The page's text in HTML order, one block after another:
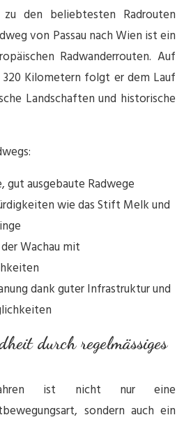
zu den beliebtesten Radrouten
von Passau nach Wien ist ein
Radwanderrouten. Auf
Kilometern folgt er dem Lauf
Landschaften und historische
gut ausgebaute Radwege
wie das Stift Melk und
Wachau mit
dank guter Infrastruktur und
durch regelmässiges
ist nicht nur eine
sondern auch ein